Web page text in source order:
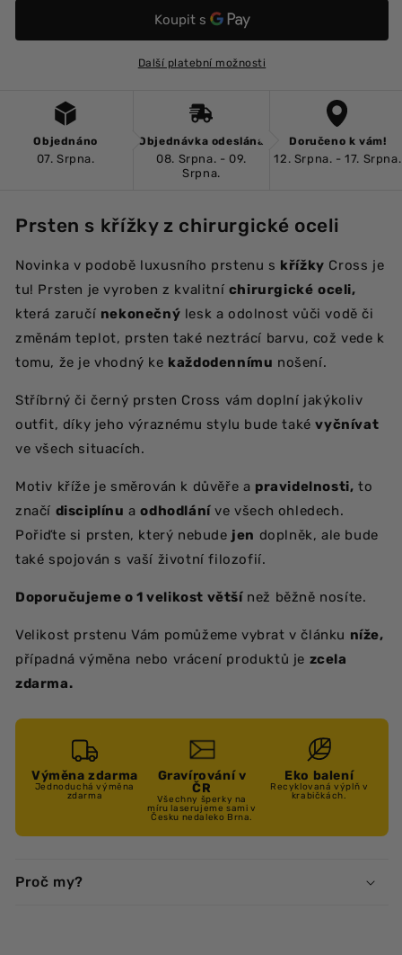
křížky
Další platební možnosti
Objednáno
07. Srpna.
Objednávka odeslána
08. Srpna. - 09.
Srpna.
Doručeno k vám!
12. Srpna. - 17. Srpna.
Prsten s křížky z chirurgické oceli
Novinka v podobě luxusního prstenu s křížky Cross je
tu! Prsten je vyroben z kvalitní chirurgické oceli,
která zaručí nekonečný lesk a odolnost vůči vodě či
změnám teplot, prsten také neztrácí barvu, což vede k
tomu, že je vhodný ke každodennímu nošení.
Stříbrný či černý prsten Cross vám doplní jakýkoliv
outfit, díky jeho výraznému stylu bude takévyčnívat
ve všech situacích.
Motiv kříže je směrován k důvěře a pravidelnosti, to
značí disciplínu aodhodláníve všech ohledech.
Pořiďte si prsten, který nebude jen doplněk, ale bude
také spojován s vaší životní filozofií.
Doporučujeme o 1 velikost většínež běžně nosíte.
Velikost prstenu Vám pomůžeme vybrat v článku níže,
případná výměna nebo vrácení produktů je zcela
zdarma.
Výměna zdarma
Jednoduchá výměna
zdarma
Gravírování v
ČR
Všechny šperky na
míru laserujeme sami v
Česku nedaleko Brna.
Eko balení
Recyklovaná výplň v
krabičkách.
Proč my?